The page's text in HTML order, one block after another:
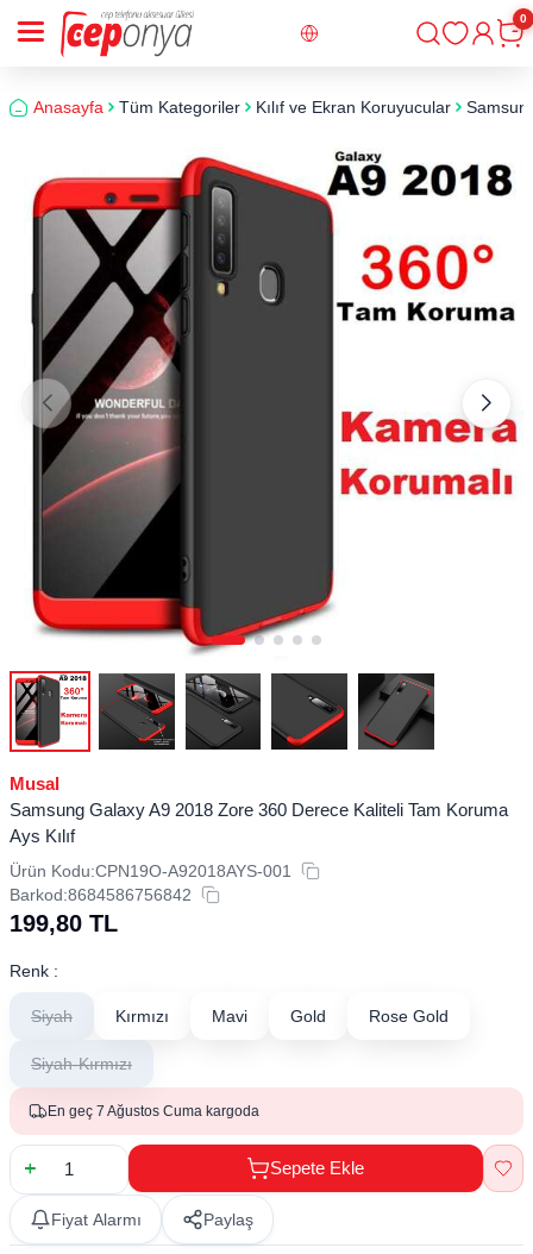
Giriş
0
Anasayfa Tüm Kategoriler Kılıf ve Ekran Koruyucular
Musal
Samsung Galaxy A9 2018 Zore 360 Derece Kaliteli Tam Koruma
Ays Kılıf
Ürün Kodu:CPN19O-A92018AYS-001
Barkod:8684586756842
199,80 TL
Renk :
Siyah Kırmızı Mavi Gold Rose Gold
Siyah-Kırmızı
En geç 7 Ağustos Cuma kargoda
Sepete Ekle
Fiyat Alarmı Paylaş